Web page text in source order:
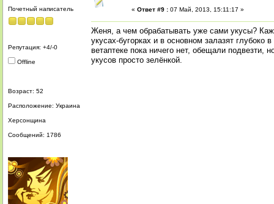
Почетный написатель
Репутация: +4/-0
Offline
Возраст: 52
Расположение: Украина
Херсонщина
Сообщений: 1786
« Ответ #9 : 07 Май, 2013, 15:11:17 »
Женя, а чем обрабатывать уже сами укусы?
укусах-бугорках и в основном залазят глубоко
ветаптеке пока ничего нет, обещали подвезти,
укусов просто зелёнкой.